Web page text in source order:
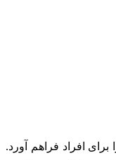
افراد فراهم آورد.